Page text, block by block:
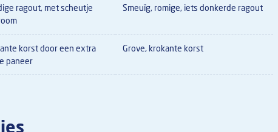
ragout, met scheutje
Smeuïg, romige, iets donkerde ragout
korst door een extra
paneer
Grove, krokante korst